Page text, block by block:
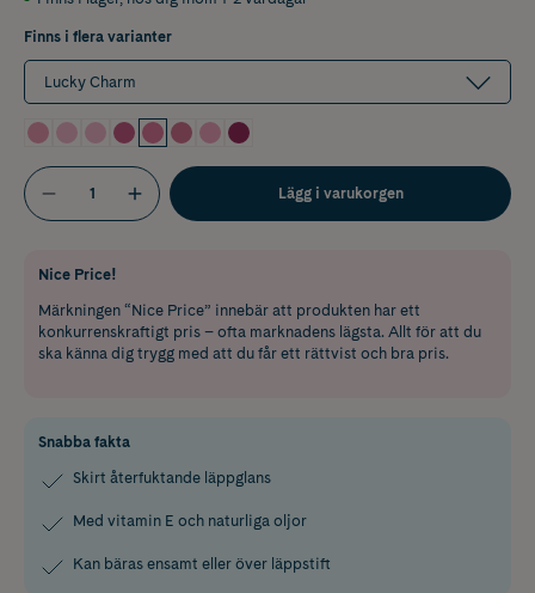
Finns i flera varianter
Lucky Charm
Lägg i varukorgen
Nice Price!
Märkningen “Nice Price” innebär att produkten har ett
konkurrenskraftigt pris – ofta marknadens lägsta. Allt för att du
ska känna dig trygg med att du får ett rättvist och bra pris.
Snabba fakta
Skirt återfuktande läppglans
Med vitamin E och naturliga oljor
Kan bäras ensamt eller över läppstift